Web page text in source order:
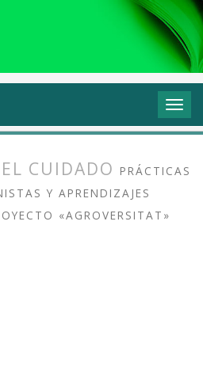
11 Núm. 2 (2023): Prácticas artísticas
CUIDADO PRÁCTICAS
Y APRENDIZAJES
«AGROVERSITAT»